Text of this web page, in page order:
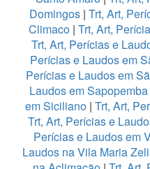
Domingos| Trt, Art,
Climaco| Trt, Art,
Trt, Art, Perícias e
Perícias e Laudos em
Perícias e Laudos em
Laudos em Sapopemba
em Siciliano | Trt, Art,
Trt, Art, Perícias e
Perícias e Laudos em
Laudos na Vila Maria